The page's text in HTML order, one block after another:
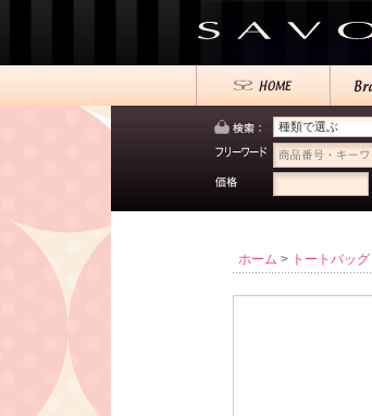
ホーム > トートバッグ